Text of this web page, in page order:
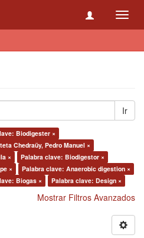
Ir
Biodigester ×
Chedraüy, Pedro Manuel ×
×
Palabra clave: Biodigestor ×
×
Palabra clave: Anaerobic digestion ×
Biogas × Palabra clave: Design ×
Mostrar Filtros Avanzados